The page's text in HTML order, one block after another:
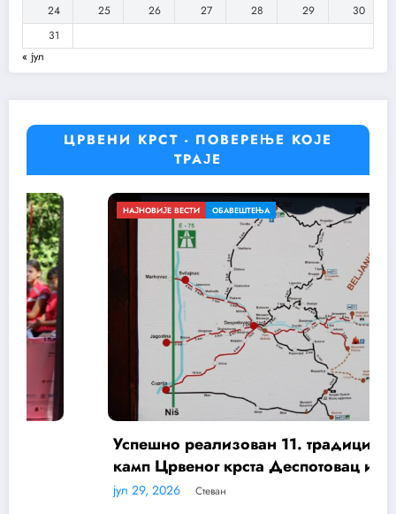
24
25 26 27 28 29
30
31
« јул
ЦРВЕНИ КРСТ - ПОВЕРЕЊЕ КОЈЕ
ТРАЈЕ
ВЕСТИ ОБАВЕШТЕЊА
реализован 11. традиционални
Црвеног крста Деспотовац и Црвеног
Свилајнац „Ресава 11“